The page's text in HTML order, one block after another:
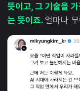
뜻이고, 그 기술을
는 뜻이죠. 얼마나